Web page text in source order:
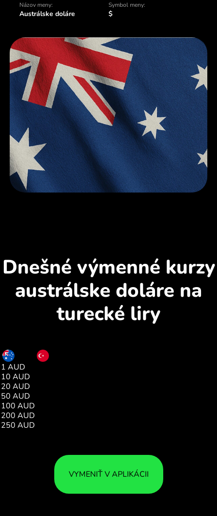
Názov meny:
Austrálske doláre
Symbol meny:
$
Dnešné výmenné kurzy
austrálske doláre na
turecké liry
AUD
1 AUD
10 AUD
20 AUD
50 AUD
100 AUD
200 AUD
250 AUD
VYMENIŤ V APLIKÁCII